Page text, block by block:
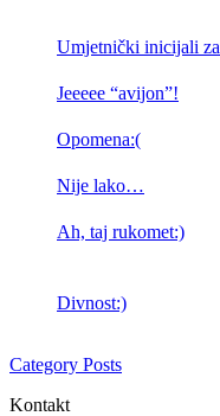
Umjetnički inicijali
Jeeeee “avijon”!
Opomena:(
Nije lako…
Ah, taj rukomet:)
Divnost:)
Category Posts
Kontakt